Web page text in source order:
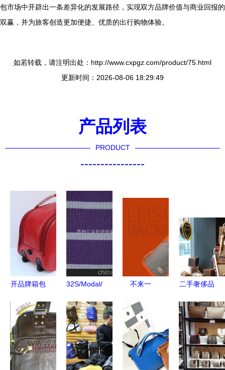
包市场中开辟出一条差异化的发展路径，实现双方品牌价值与商业回报的
双赢，并为旅客创造更加便捷、优质的出行购物体验。
如若转载，请注明出处：http://www.cxpgz.com/product/75.html
更新时间：2026-08-06 18:29:49
产品列表
PRODUCT
----------------
开品牌箱包
的定价方法
32S/Modal/Cotton
包销售新宠
的工艺与市
场洞察
不来一
病，怎么敢
说年底营销
有戏——箱
包销售攻略
二手奢侈品
攻略 从评
估到成交的
5个关键步
骤